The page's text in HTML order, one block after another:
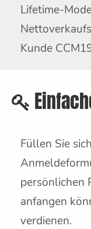
Lifetime-
Kunde
Füllen Sie
persönlichen
anfangen
verdienen.